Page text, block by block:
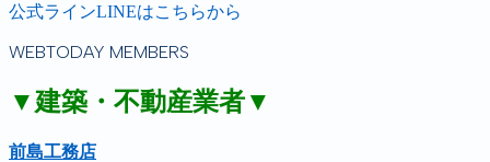
公式ラインLINEはこちらから
WEBTODAY MEMBERS
▼建築・不動産業者▼
前島工務店